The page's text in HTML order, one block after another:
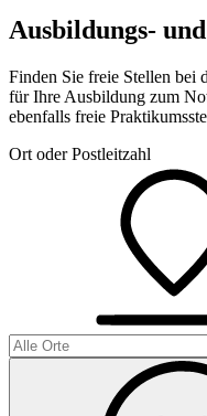
Ausbildungs-
Finden Sie freie Stellen bei
für Ihre Ausbildung zum
ebenfalls freie
Ort oder Postleitzahl